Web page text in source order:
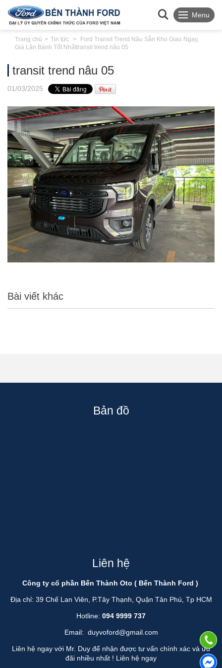
Menu
Trang chủ Tin tức
Ford Transit Trend Nâu Sẵn Kho Giao Ngay,
Giá Lăn Bánh Tốt Nhấttransit trend nâu 05
transit trend nâu 05
01/03/2025
Bài viết khác
Bản đồ
Liên hệ
Công ty cổ phần Bến Thành Oto ( Bến Thành Ford )
Địa chỉ: 39 Chế Lan Viên, P.Tây Thạnh, Quận Tân Phú, Tp HCM
Hotline: 094 9999 737
Email: duyvoford@gmail.com
Liên hệ ngay với Mr. Duy để nhận được tư vấn chính xác và ưu
đãi nhiều nhất ! Liên hệ ngay